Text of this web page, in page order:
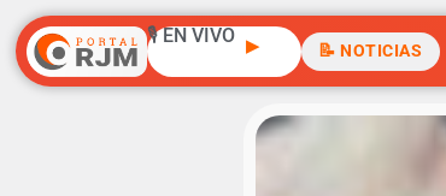
🎙️ EN VIVO ▶ 📝 NOTICIAS